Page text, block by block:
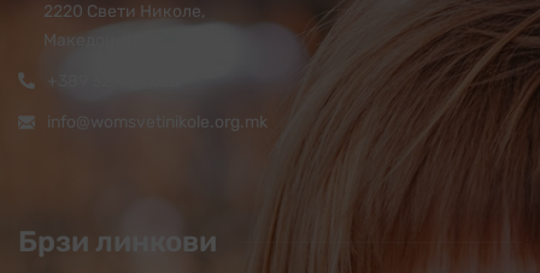
2220 Свети Николе,
Македонија
+389 32 444 620
info@womsvetinikole.org.mk
Брзи линкови